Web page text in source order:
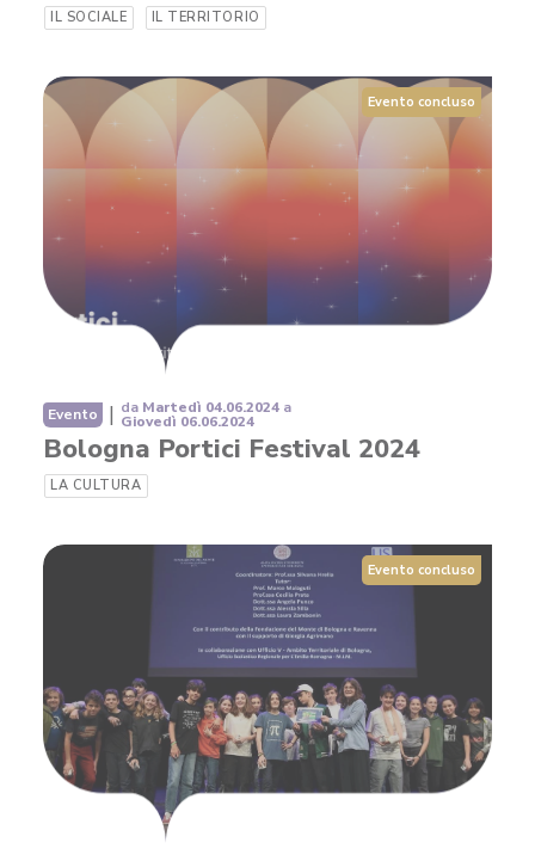
IL SOCIALE IL TERRITORIO
Evento concluso
Evento | da Martedì 04.06.2024 a
Giovedì 06.06.2024
Bologna Portici Festival 2024
LA CULTURA
Evento concluso